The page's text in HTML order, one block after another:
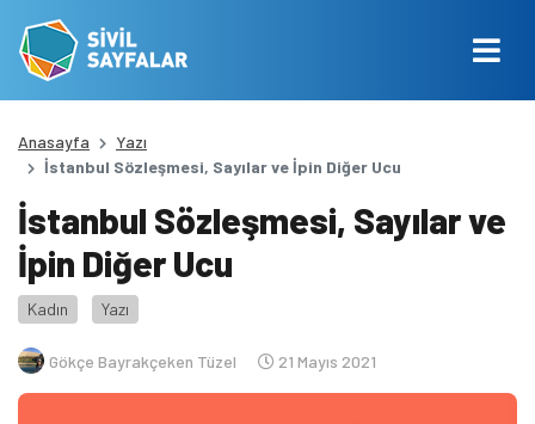
Anasayfa
Yazı
İstanbul Sözleşmesi, Sayılar ve İpin Diğer Ucu
İstanbul Sözleşmesi, Sayılar ve
İpin Diğer Ucu
Kadın Yazı
Gökçe Bayrakçeken Tüzel 21 Mayıs 2021